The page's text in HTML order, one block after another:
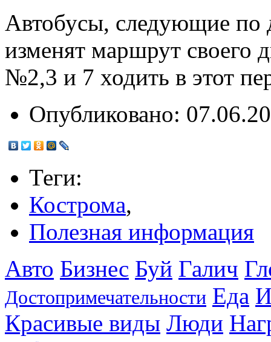
Автобусы, следующие по
изменят маршрут своего
№2,3 и 7 ходить в этот
Опубликовано:
Теги:
Кострома,
Полезная информация
Авто Бизнес Буй Галич
Достопримечательности Еда
Красивые виды Люди